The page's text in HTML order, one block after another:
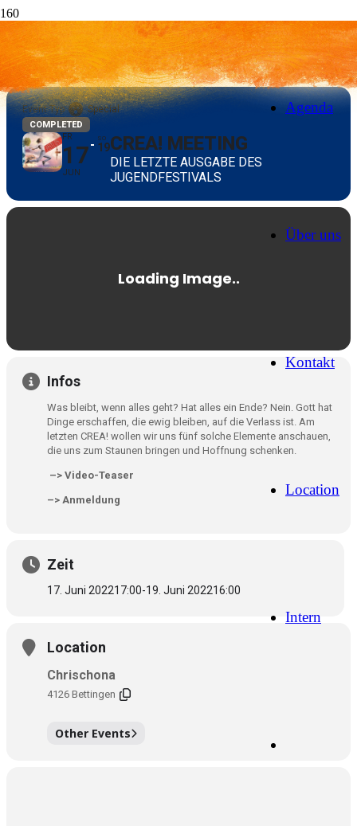
Agenda
Über uns
Kontakt
Location
Intern
CREA! MEETING
Event Typ Special
COMPLETED
FR
17
JUN
SO
19CREA! MEETING
DIE LETZTE AUSGABE DES
JUGENDFESTIVALS
Infos
Was bleibt, wenn alles geht? Hat alles ein Ende? Nein. Gott hat
Dinge erschaffen, die ewig bleiben, auf die Verlass ist. Am
letzten CREA! wollen wir uns fünf solche Elemente anschauen,
die uns zum Staunen bringen und Hoffnung schenken.
–> Video-Teaser
–> Anmeldung
Zeit
17. Juni 202217:00-19. Juni 202216:00
Location
Chrischona
4126 Bettingen
Other Events